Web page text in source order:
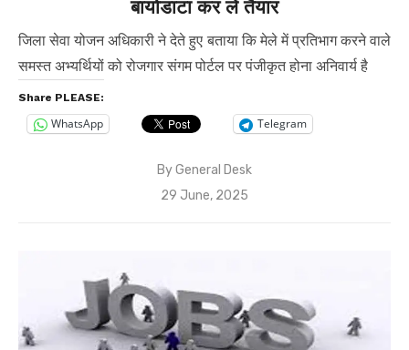
बायोडाटा कर लें तैयार
जिला सेवा योजन अधिकारी ने देते हुए बताया कि मेले में प्रतिभाग करने वाले
समस्त अभ्यर्थियों को रोजगार संगम पोर्टल पर पंजीकृत होना अनिवार्य है
Share PLEASE:
WhatsApp Telegram
ByGeneral Desk
Posted
29 June, 2025